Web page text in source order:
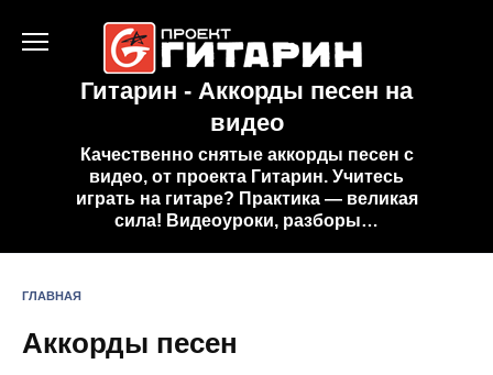
Гитарин - Аккорды песен на
видео
Качественно снятые аккорды песен с
видео, от проекта Гитарин. Учитесь
играть на гитаре? Практика — великая
сила! Видеоуроки, разборы…
ГЛАВНАЯ
Аккорды песен